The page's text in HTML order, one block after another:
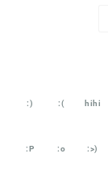
:) :( hihi
:P :o :>)